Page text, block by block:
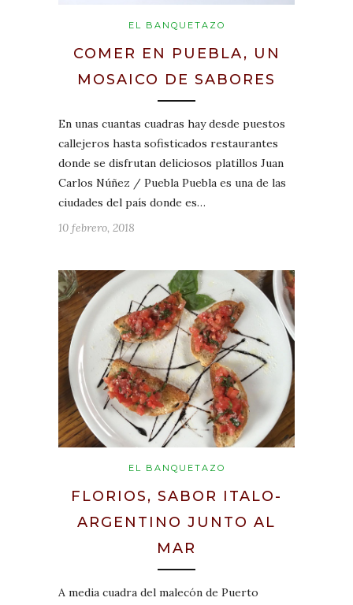
EL BANQUETAZO
COMER EN PUEBLA, UN
MOSAICO DE SABORES
En unas cuantas cuadras hay desde puestos
callejeros hasta sofisticados restaurantes
donde se disfrutan deliciosos platillos Juan
Carlos Núñez / Puebla Puebla es una de las
ciudades del país donde es…
10 febrero, 2018
EL BANQUETAZO
FLORIOS, SABOR ITALO-
ARGENTINO JUNTO AL
MAR
A media cuadra del malecón de Puerto